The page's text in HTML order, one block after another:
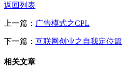
返回列表
上一篇： 广告模式之CPL
下一篇： 互联网创业之自我定位篇
相关文章